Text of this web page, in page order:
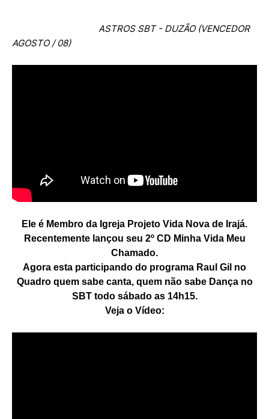
ASTROS SBT - DUZÃO (VENCEDOR
AGOSTO / 08)
Ele é Membro da Igreja Projeto Vida Nova de Irajá.
Recentemente lançou seu 2º CD Minha Vida Meu
Chamado.
Agora esta participando do programa Raul Gil no
Quadro quem sabe canta, quem não sabe Dança no
SBT todo sábado as 14h15.
Veja o Vídeo: